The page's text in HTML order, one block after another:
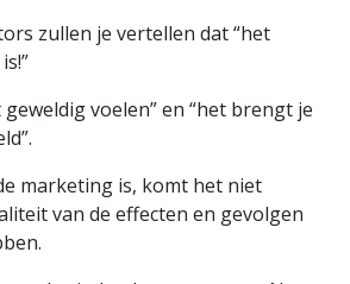
zullen je vertellen dat “het
voelen” en “het brengt je
marketing is, komt het niet
van de effecten en gevolgen